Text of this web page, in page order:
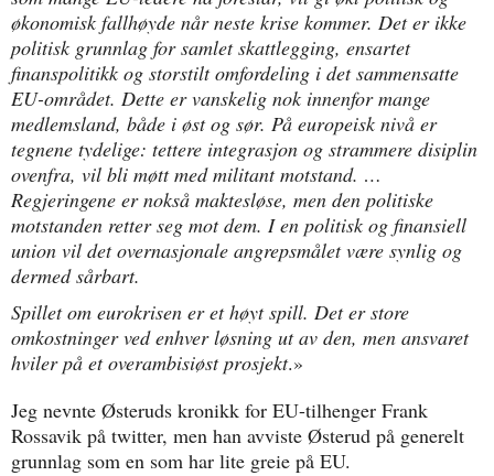
økonomisk fallhøyde når neste krise kommer. Det er ikke
politisk grunnlag for samlet skattlegging, ensartet
finanspolitikk og storstilt omfordeling i det sammensatte
EU-området. Dette er vanskelig nok innenfor mange
medlemsland, både i øst og sør. På europeisk nivå er
tegnene tydelige: tettere integrasjon og strammere disiplin
ovenfra, vil bli møtt med militant motstand. …
Regjeringene er nokså maktesløse, men den politiske
motstanden retter seg mot dem. I en politisk og finansiell
union vil det overnasjonale angrepsmålet være synlig og
dermed sårbart.
Spillet om eurokrisen er et høyt spill. Det er store
omkostninger ved enhver løsning ut av den, men ansvaret
hviler på et overambisiøst prosjekt.»
Jeg nevnte Østeruds kronikk for EU-tilhenger Frank
Rossavik på twitter, men han avviste Østerud på generelt
grunnlag som en som har lite greie på EU.